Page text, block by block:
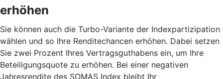
erhöhen
Sie können auch die Turbo-Variante der Indexpartizipation
wählen und so Ihre Renditechancen erhöhen. Dabei setzen
Sie zwei Prozent Ihres Vertragsguthabens ein, um Ihre
Beteiligungsquote zu erhöhen. Bei einer negativen
Jahresrendite des SOMAS Index bleibt Ihr